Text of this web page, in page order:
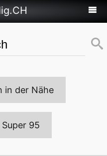
in der Nähe
Super 95